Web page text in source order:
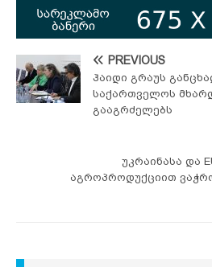
PREVIOUS
ჰაიდი გრაუს
საქართველოს
გააგრძელებს
უკრაინასა და
აგროპროდუქციით